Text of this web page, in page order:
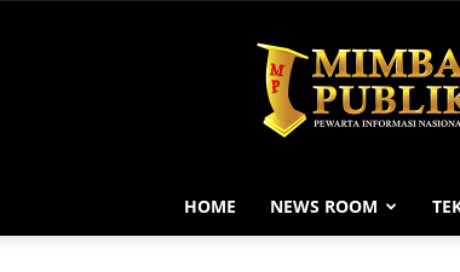
MIMBAR
PUBLIK
HOME NEWS ROOM